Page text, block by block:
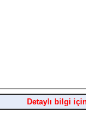
Detaylı bilgi